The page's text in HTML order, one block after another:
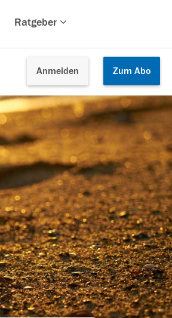
Ratgeber
Anmelden Zum Abo